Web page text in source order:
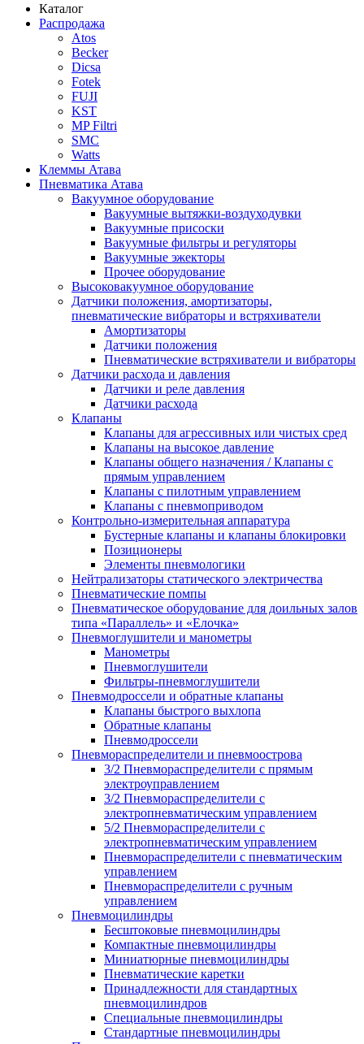
Каталог
Распродажа
Atos
Becker
Dicsa
Fotek
FUJI
KST
MP Filtri
SMC
Watts
Клеммы Атава
Пневматика Атава
Вакуумное оборудование
Вакуумные вытяжки-воздуходувки
Вакуумные присоски
Вакуумные фильтры и регуляторы
Вакуумные эжекторы
Прочее оборудование
Высоковакуумное оборудование
Датчики положения, амортизаторы,
пневматические вибраторы и встряхиватели
Амортизаторы
Датчики положения
Пневматические встряхиватели и вибраторы
Датчики расхода и давления
Датчики и реле давления
Датчики расхода
Клапаны
Клапаны для агрессивных или чистых сред
Клапаны на высокое давление
Клапаны общего назначения / Клапаны с
прямым управлением
Клапаны с пилотным управлением
Клапаны с пневмоприводом
Контрольно-измерительная аппаратура
Бустерные клапаны и клапаны блокировки
Позиционеры
Элементы пневмологики
Нейтрализаторы статического электричества
Пневматические помпы
Пневматическое оборудование для доильных залов
типа «Параллель» и «Елочка»
Пневмоглушители и манометры
Манометры
Пневмоглушители
Фильтры-пневмоглушители
Пневмодроссели и обратные клапаны
Клапаны быстрого выхлопа
Обратные клапаны
Пневмодроссели
Пневмораспределители и пневмоострова
3/2 Пневмораспределители с прямым
электроуправлением
3/2 Пневмораспределители с
электропневматическим управлением
5/2 Пневмораспределители с
электропневматическим управлением
Пневмораспределители с пневматическим
управлением
Пневмораспределители с ручным
управлением
Пневмоцилиндры
Бесштоковые пневмоцилиндры
Компактные пневмоцилиндры
Миниатюрные пневмоцилиндры
Пневматические каретки
Принадлежности для стандартных
пневмоцилиндров
Специальные пневмоцилиндры
Стандартные пневмоцилиндры